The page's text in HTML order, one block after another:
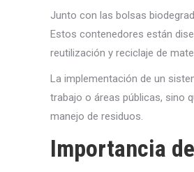
Junto con las bolsas
Estos contenedores están
reutilización y reciclaje de
La implementación de un
trabajo o áreas públicas, sino
manejo de residuos.
Importancia